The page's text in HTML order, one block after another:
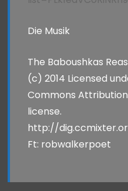
Die Musik
The Baboushkas
(c) 2014 Licensed
Commons
license.
http://
Ft: robwalkerpoet